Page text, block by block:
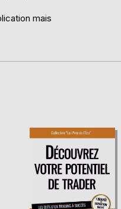
mais